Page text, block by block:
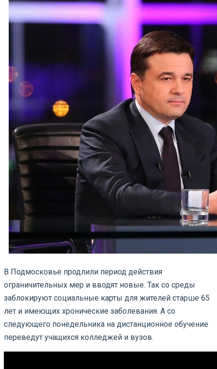
В Подмосковье продлили период действия
ограничительных мер и вводят новые. Так со среды
заблокируют социальные карты для жителей старше 65
лет и имеющих хронические заболевания. А со
следующего понедельника на дистанционное обучение
переведут учащихся колледжей и вузов.